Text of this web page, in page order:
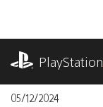
contenu
PlayStation
05/12/2024